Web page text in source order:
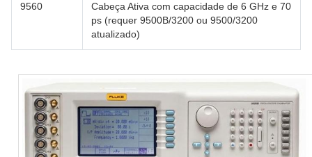
9560
Cabeça Ativa com capacidade de 6 GHz e 70
ps (requer 9500B/3200 ou 9500/3200
atualizado)